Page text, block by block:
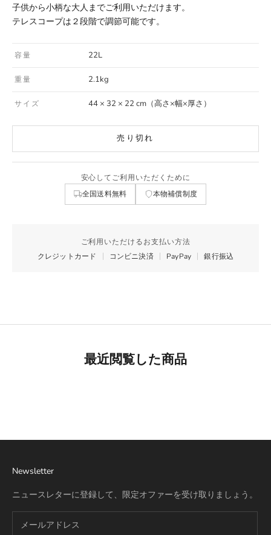
子供から小柄な大人までご利用いただけます。
テレスコープは２段階で調節可能です。
容量 22L
重量 2.1kg
サイズ 44 × 32 × 22 cm（高さ×幅×厚さ）
売り切れ
安心してご利用いただくために
全国送料無料 本物補償制度
ご利用いただけるお支払い方法
クレジットカード
コンビニ決済 PayPay 銀行振込
最近閲覧した商品
Newsletter
ニュースレターに登録して、限定オファーを受け取りましょう。